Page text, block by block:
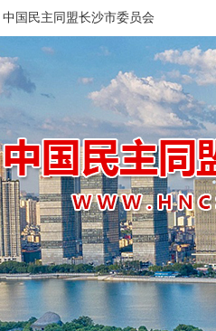
中国民主同盟长沙市委员会